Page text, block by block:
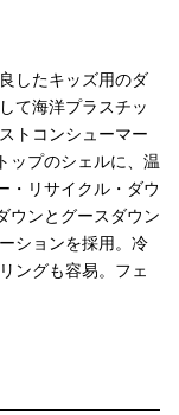
したキッズ用のダ
て海洋プラスチッ
トコンシューマー
ップのシェルに、温
・リサイクル・ダウ
ウンとグースダウン
ションを採用。冷
ングも容易。フェ